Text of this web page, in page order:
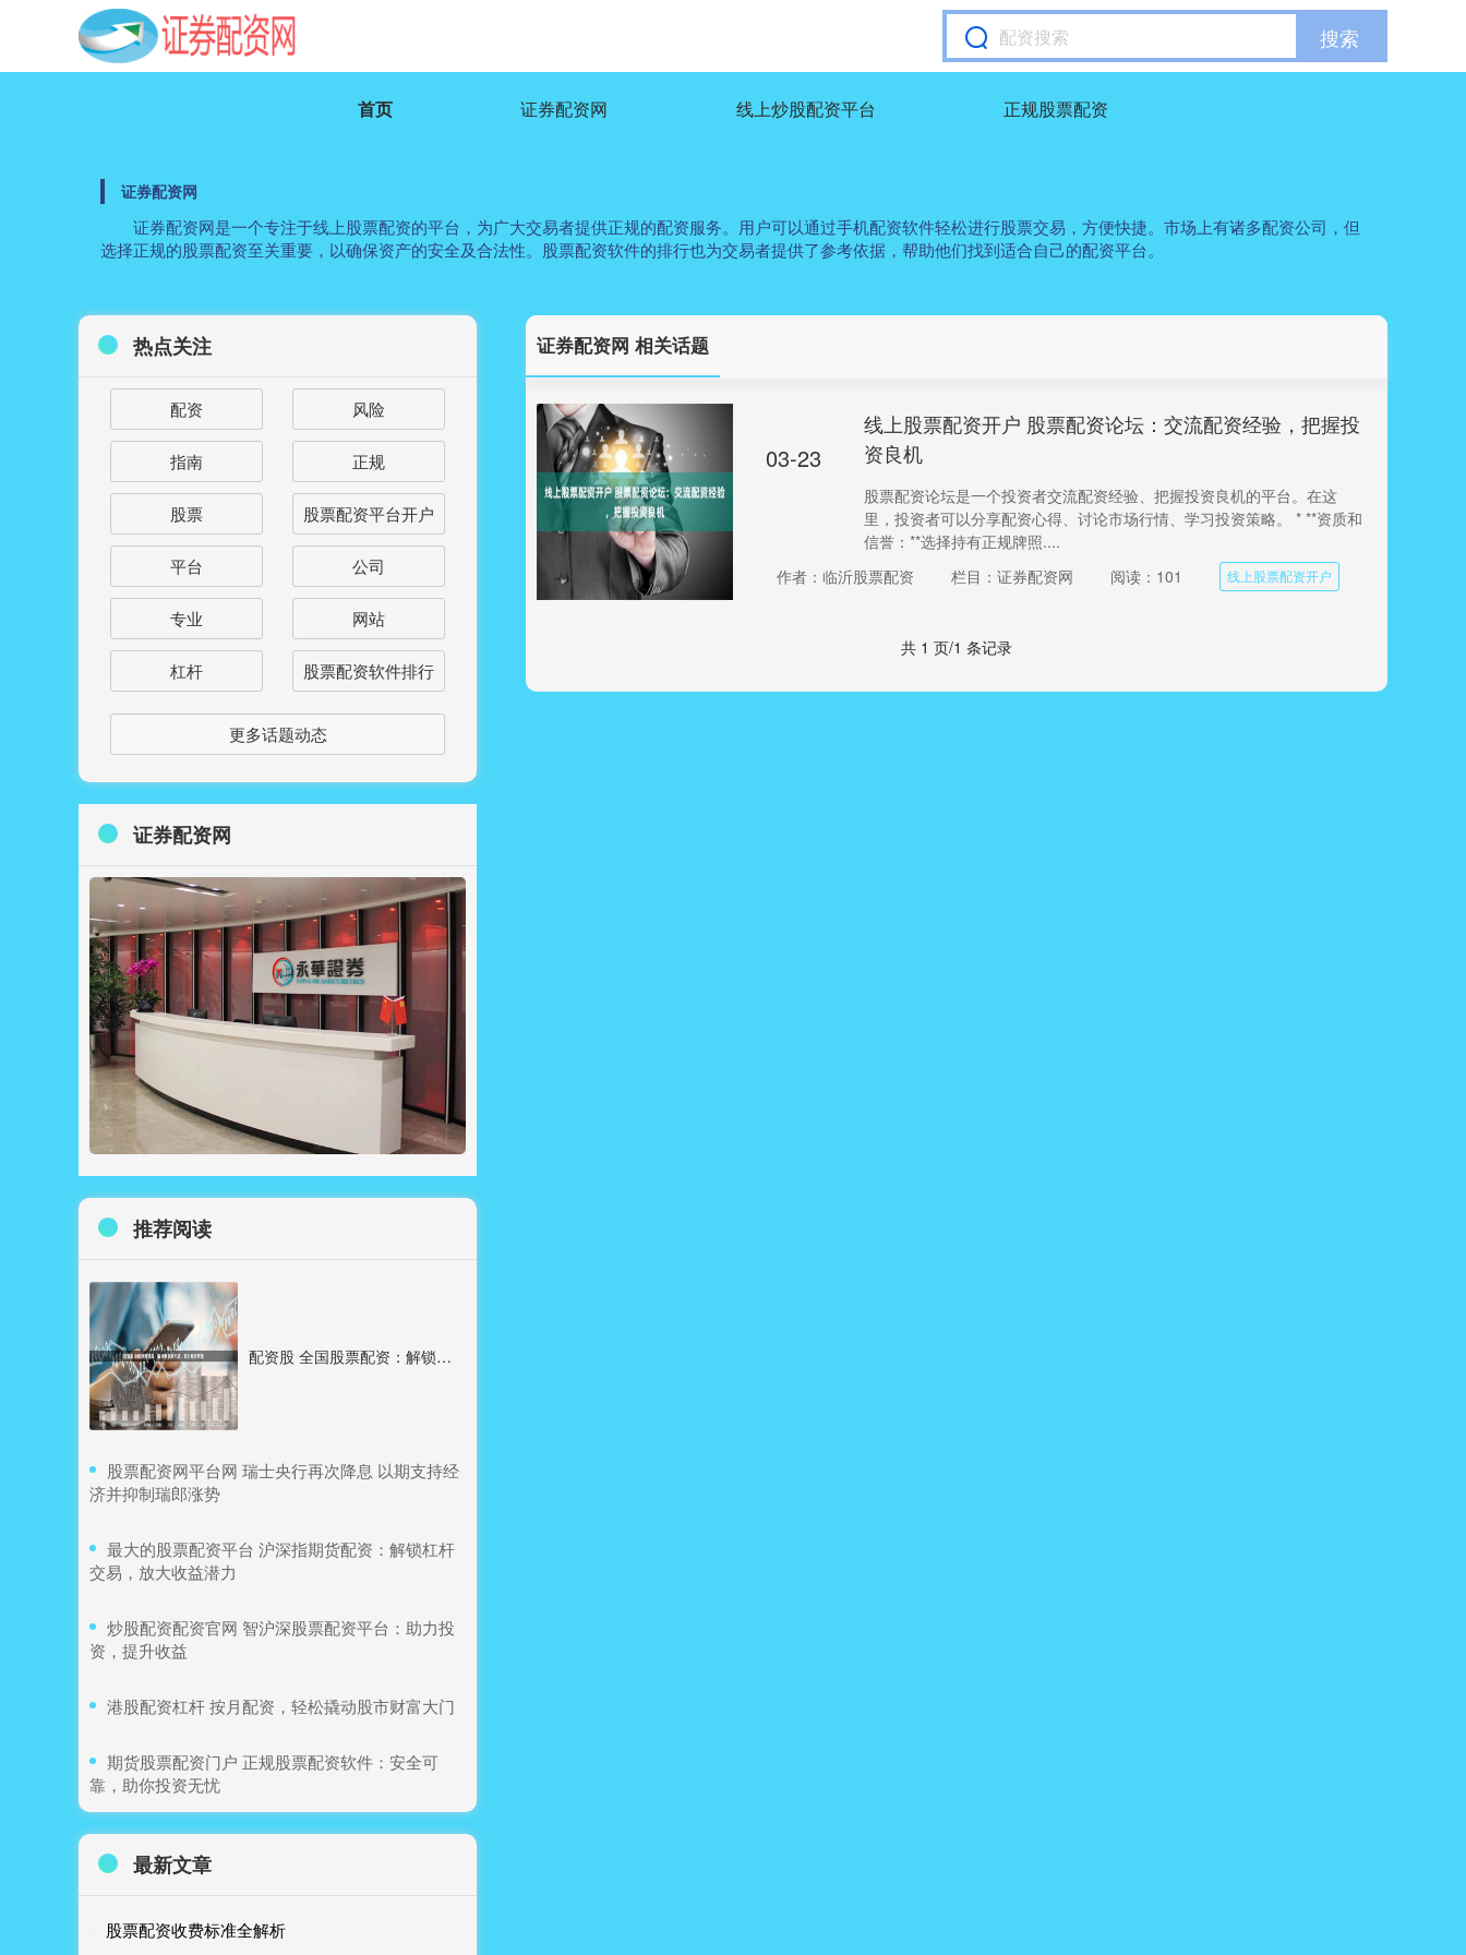
搜索
首页 证券配资网 线上炒股配资平台 正规股票配资
证券配资网
证券配资网是一个专注于线上股票配资的平台，为广大交易者提供正规的配资服务。用户可以通过手机配资软件轻松进行股票交易，方便快捷。市场上有诸多配资公司，但
选择正规的股票配资至关重要，以确保资产的安全及合法性。股票配资软件的排行也为交易者提供了参考依据，帮助他们找到适合自己的配资平台。
证券配资网 相关话题
03-23
线上股票配资开户 股票配资论坛：交流配资经验，把握投
资良机
股票配资论坛是一个投资者交流配资经验、把握投资良机的平台。在这
里，投资者可以分享配资心得、讨论市场行情、学习投资策略。 * **资质和
信誉：**选择持有正规牌照....
作者：临沂股票配资
栏目：证券配资网 阅读：101 线上股票配资开户
共 1 页/1 条记录
热点关注
配资 风险
指南 正规
股票 股票配资平台开户
平台 公司
专业 网站
杠杆 股票配资软件排行
更多话题动态
证券配资网
推荐阅读
配资股 全国股票配资：解锁财富新机遇，助力投资梦想
​股票配资网平台网 瑞士央行再次降息 以期支持经
济并抑制瑞郎涨势
​最大的股票配资平台 沪深指期货配资：解锁杠杆
交易，放大收益潜力
​炒股配资配资官网 智沪深股票配资平台：助力投
资，提升收益
​港股配资杠杆 按月配资，轻松撬动股市财富大门
​期货股票配资门户 正规股票配资软件：安全可
靠，助你投资无忧
最新文章
股票配资收费标准全解析